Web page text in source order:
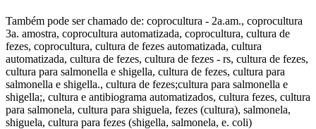
Também pode ser chamado de: coprocultura - 2a.am., coprocultura
3a. amostra, coprocultura automatizada, coprocultura, cultura de
fezes, coprocultura, cultura de fezes automatizada, cultura
automatizada, cultura de fezes, cultura de fezes - rs, cultura de fezes,
cultura para salmonella e shigella, cultura de fezes, cultura para
salmonella e shigella., cultura de fezes;cultura para salmonella e
shigella;, cultura e antibiograma automatizados, cultura fezes, cultura
para salmonela, cultura para shiguela, fezes (cultura), salmonela,
shiguela, cultura para fezes (shigella, salmonela, e. coli)